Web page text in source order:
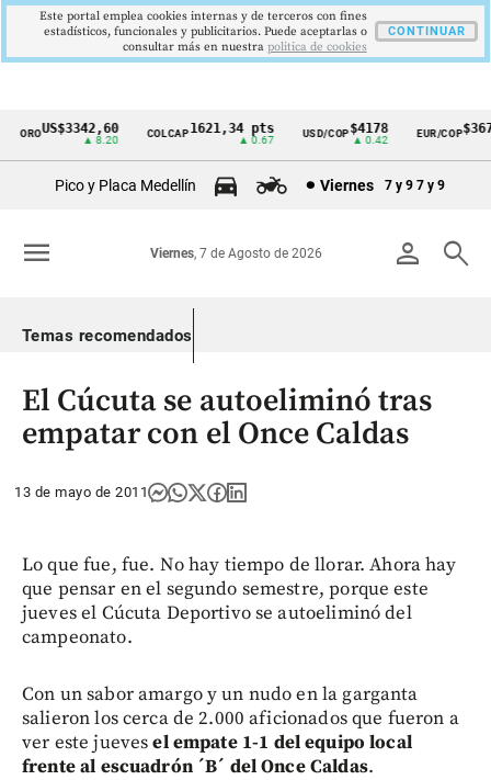
Cintillo
Colombia
OROUS$3342,60
▲ 8.20
COLCAP1621,34 pts
▲ 0.67
USD/COP$4178
▲ 0.42
EUR/COP$3672
Pico y Placa Medellín Viernes 7 y 9 7 y 9
person search
Viernes, 7 de Agosto de 2026
menu
Temas recomendados
El Cúcuta se autoeliminó tras
empatar con el Once Caldas
13 de mayo de 2011
Lo que fue, fue. No hay tiempo de llorar. Ahora hay
que pensar en el segundo semestre, porque este
jueves el Cúcuta Deportivo se autoeliminó del
campeonato.
Con un sabor amargo y un nudo en la garganta
salieron los cerca de 2.000 aficionados que fueron a
ver este juevesel empate 1-1 del equipo local
frente al escuadrón ´B´ del Once Caldas.
Este portal emplea cookies internas y de terceros con fines
estadísticos, funcionales y publicitarios. Puede aceptarlas o
consultar más en nuestra politica de cookies
CONTINUAR